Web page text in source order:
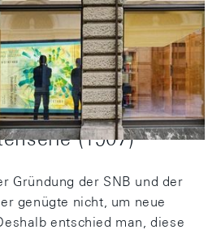
Schweizerischen
(1907)
Gründung der SNB und der
genügte nicht, um neue
entschied man, diese